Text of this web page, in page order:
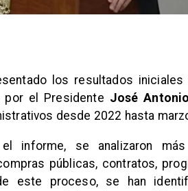
los resultados iniciales
por el Presidente José
desde 2022 hasta
informe, se analizaron
públicas, contratos,
este proceso, se han